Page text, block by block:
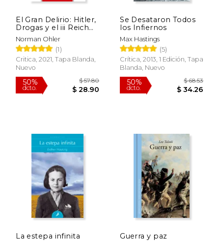
40%
dcto. $ 19.24
50%
dcto.
El Gran Delirio: Hitler,
Drogas y el iii Reich
(Memoria Crítica)
Norman Ohler
(1)
Critica, 2021, Tapa Blanda,
Nuevo
Se Desataron Todos
los Infiernos
Max Hastings
(5)
Crítica, 2013, 1 Edición, Tapa
Blanda, Nuevo
La estepa infinita Guerra y paz